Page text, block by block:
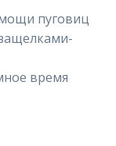
пуговиц
время